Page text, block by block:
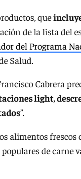
que
de la lista del
del Programa
Salud.
Cabrera
light,
”.
alimentos frescos
de carne